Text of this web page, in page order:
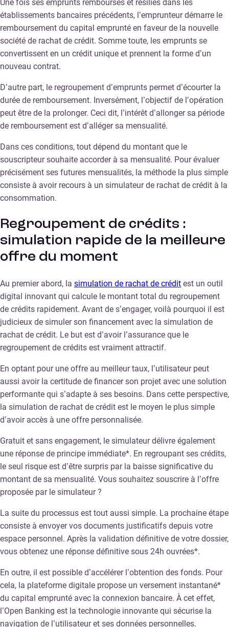
Une fois ses emprunts remboursés et résiliés dans les
établissements bancaires précédents, l’emprunteur démarre le
remboursement du capital emprunté en faveur de la nouvelle
société de rachat de crédit. Somme toute, les emprunts se
convertissent en un crédit unique et prennent la forme d’un
nouveau contrat.
D’autre part, le regroupement d’emprunts permet d’écourter la
durée de remboursement. Inversément, l’objectif de l’opération
peut être de la prolonger. Ceci dit, l’intérêt d’allonger sa période
de remboursement est d’alléger sa mensualité.
Dans ces conditions, tout dépend du montant que le
souscripteur souhaite accorder à sa mensualité. Pour évaluer
précisément ses futures mensualités, la méthode la plus simple
consiste à avoir recours à un simulateur de rachat de crédit à la
consommation.
Regroupement de crédits :
simulation rapide de la meilleure
offre du moment
Au premier abord, la simulation de rachat de crédit est un outil
digital innovant qui calcule le montant total du regroupement
de crédits rapidement. Avant de s’engager, voilà pourquoi il est
judicieux de simuler son financement avec la simulation de
rachat de crédit. Le but est d’avoir l’assurance que le
regroupement de crédits est vraiment attractif.
En optant pour une offre au meilleur taux, l’utilisateur peut
aussi avoir la certitude de financer son projet avec une solution
performante qui s’adapte à ses besoins. Dans cette perspective,
la simulation de rachat de crédit est le moyen le plus simple
d’avoir accès à une offre personnalisée.
Gratuit et sans engagement, le simulateur délivre également
une réponse de principe immédiate*. En regroupant ses crédits,
le seul risque est d’être surpris par la baisse significative du
montant de sa mensualité. Vous souhaitez souscrire à l’offre
proposée par le simulateur ?
La suite du processus est tout aussi simple. La prochaine étape
consiste à envoyer vos documents justificatifs depuis votre
espace personnel. Après la validation définitive de votre dossier,
vous obtenez une réponse définitive sous 24h ouvrées*.
En outre, il est possible d’accélérer l’obtention des fonds. Pour
cela, la plateforme digitale propose un versement instantané*
du capital emprunté avec la connexion bancaire. À cet effet,
l’Open Banking est la technologie innovante qui sécurise la
navigation de l’utilisateur et ses données personnelles.